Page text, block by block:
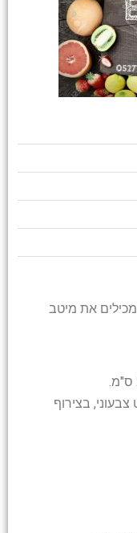
את מיטב
בצירוף